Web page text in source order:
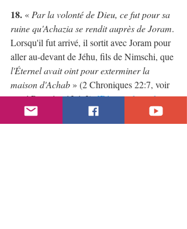
18. « Par la volonté de Dieu, ce fut pour sa
ruine qu'Achazia se rendit auprès de Joram.
Lorsqu'il fut arrivé, il sortit avec Joram pour
aller au-devant de Jéhu, fils de Nimschi, que
l'Éternel avait oint pour exterminer la
maison d'Achab » (2 Chroniques 22:7, voir
aussi Romains 13:1-2). [Dieu est le seul
électeur du président, ici]